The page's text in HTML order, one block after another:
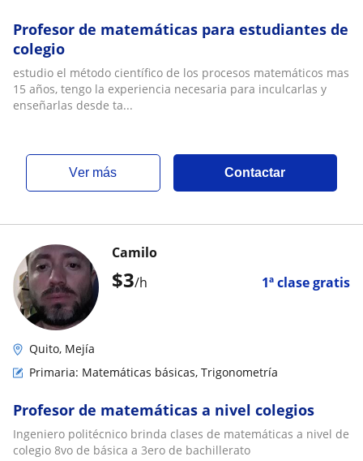
Profesor de matemáticas para estudiantes de
colegio
estudio el método científico de los procesos matemáticos mas
15 años, tengo la experiencia necesaria para inculcarlas y
enseñarlas desde ta...
ver más Contactar
$3/h 1ª clase gratis
Camilo
Quito, Mejía
Primaria: Matemáticas básicas, Trigonometría
Profesor de matemáticas a nivel colegios
Ingeniero politécnico brinda clases de matemáticas a nivel de
colegio 8vo de básica a 3ero de bachillerato